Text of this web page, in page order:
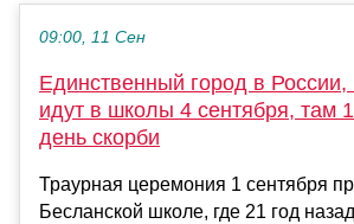
09:00, 11 Сен
Единственный город в России,
идут в школы 4 сентября, там
день скорби
Траурная церемония 1 сентября
Бесланской школе, где 21 год